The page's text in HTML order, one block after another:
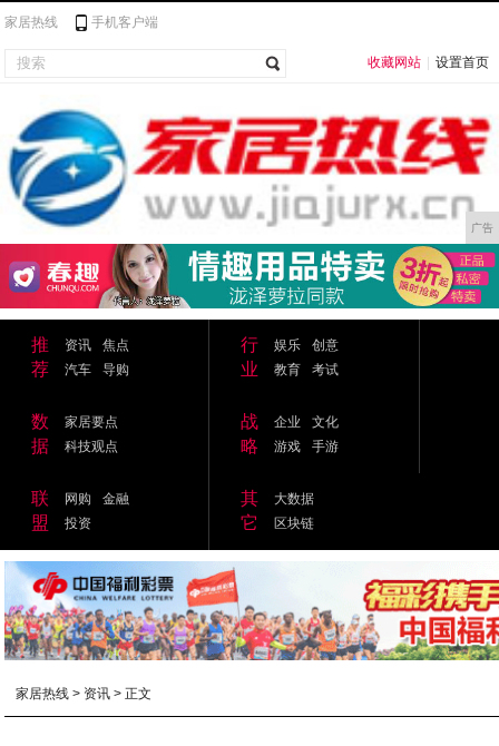
家居热线 手机客户端
收藏网站 设置首页
广告
推
荐
资讯
焦点
汽车
导购
行
业
娱乐
创意
教育
考试
数
据
家居要点
科技观点
战
略
企业
文化
游戏
手游
联
盟
网购
金融
投资
其
它
大数据
区块链
家居热线 > 资讯 > 正文